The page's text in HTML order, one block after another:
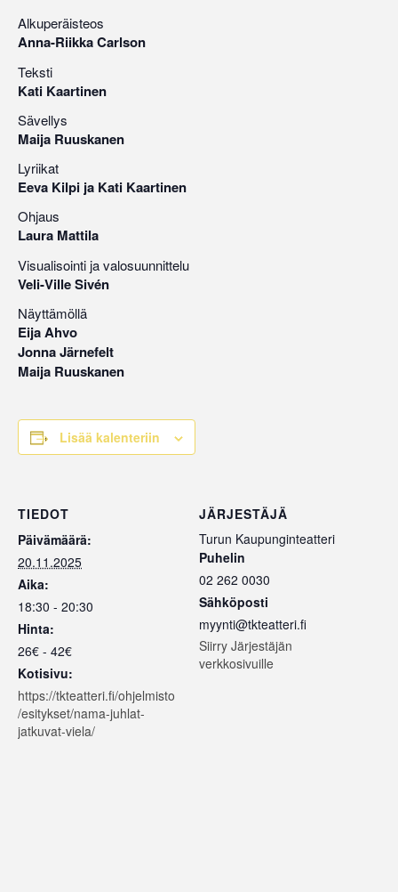
Alkuperäisteos
Anna-Riikka Carlson
Teksti
Kati Kaartinen
Sävellys
Maija Ruuskanen
Lyriikat
Eeva Kilpi ja Kati Kaartinen
Ohjaus
Laura Mattila
Visualisointi ja valosuunnittelu
Veli-Ville Sivén
Näyttämöllä
Eija Ahvo
Jonna Järnefelt
Maija Ruuskanen
Lisää kalenteriin
TIEDOT
Päivämäärä:
20.11.2025
Aika:
18:30 - 20:30
Hinta:
26€ - 42€
Kotisivu:
https://tkteatteri.fi/ohjelmisto
/esitykset/nama-juhlat-
jatkuvat-viela/
JÄRJESTÄJÄ
Turun Kaupunginteatteri
Puhelin
02 262 0030
Sähköposti
myynti@tkteatteri.fi
Siirry Järjestäjän
verkkosivuille